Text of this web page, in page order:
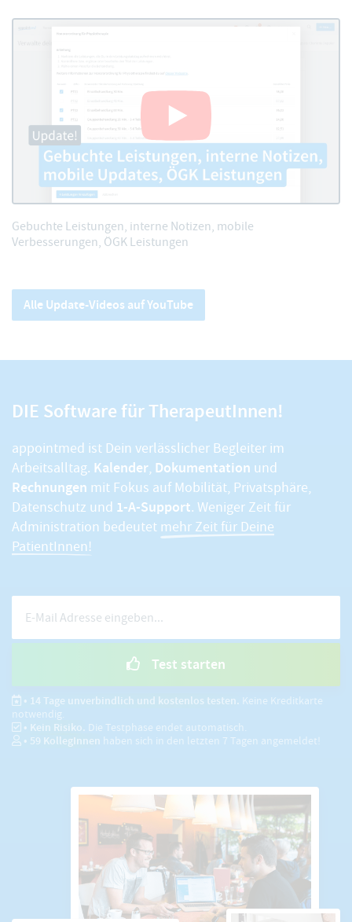
Gebuchte Leistungen, interne Notizen, mobile
Verbesserungen, ÖGK Leistungen
Alle Update-Videos auf YouTube
DIE Software für TherapeutInnen!
appointmed ist Dein verlässlicher Begleiter im
Arbeitsalltag. Kalender, Dokumentation und
Rechnungen mit Fokus auf Mobilität, Privatsphäre,
Datenschutz und 1-A-Support. Weniger Zeit für
Administration bedeutet mehr Zeit für Deine
PatientInnen!
Test starten
• 14 Tage unverbindlich und kostenlos testen. Keine Kreditkarte
notwendig.
• Kein Risiko. Die Testphase endet automatisch.
• 59 KollegInnen haben sich in den letzten 7 Tagen angemeldet!